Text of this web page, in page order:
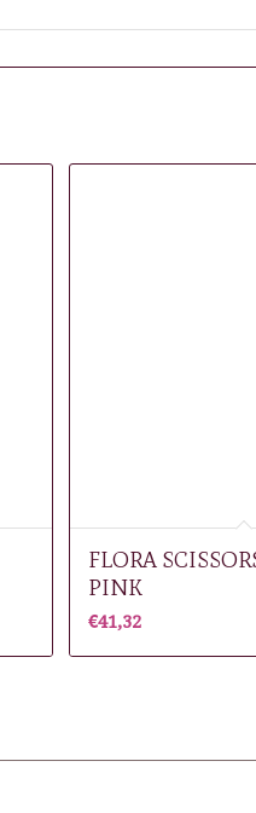
FLORA
PINK
€41,32